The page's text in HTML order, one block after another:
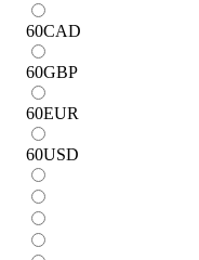
60CAD
60GBP
60EUR
60USD